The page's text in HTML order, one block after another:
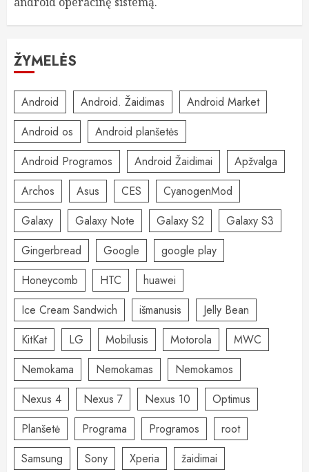
ŽYMELĖS
Android Android. Žaidimas
Android Market
Android os
Android planšetės
Android Programos
Android Žaidimai
Apžvalga
Archos
Asus CES
CyanogenMod
Galaxy
Galaxy Note Galaxy S2
Galaxy S3
Gingerbread
Google
google play
Honeycomb
HTC
huawei
Ice Cream Sandwich
išmanusis
Jelly Bean
KitKat
LG Mobilusis Motorola
MWC
Nemokama
Nemokamas
Nemokamos
Nexus 4
Nexus 7 Nexus 10
Optimus
Planšetė
Programa Programos
root
Samsung
Sony Xperia žaidimai